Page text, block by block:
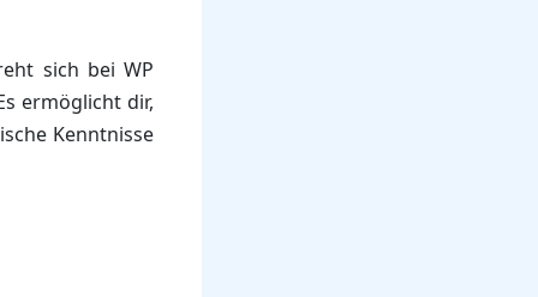
sich bei WP
ermöglicht dir,
Kenntnisse